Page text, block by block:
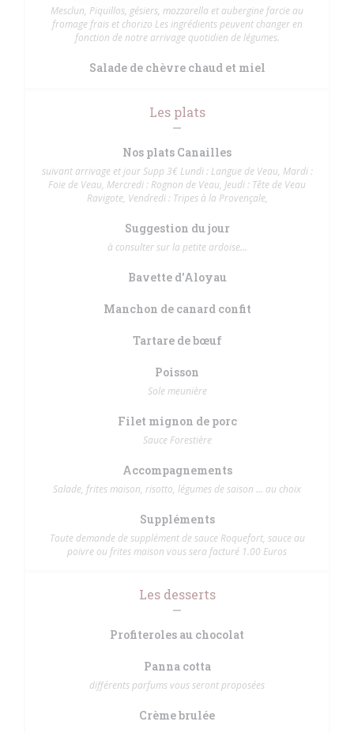
Mesclun, Piquillos, gésiers, mozzarella et aubergine farcie au
fromage frais et chorizo Les ingrédients peuvent changer en
fonction de notre arrivage quotidien de légumes.
Salade de chèvre chaud et miel
Les plats
Nos plats Canailles
suivant arrivage et jour Supp 3€ Lundi : Langue de Veau, Mardi :
Foie de Veau, Mercredi : Rognon de Veau, Jeudi : Tête de Veau
Ravigote, Vendredi : Tripes à la Provençale,
Suggestion du jour
à consulter sur la petite ardoise...
Bavette d'Aloyau
Manchon de canard confit
Tartare de bœuf
Poisson
Sole meunière
Filet mignon de porc
Sauce Forestière
Accompagnements
Salade, frites maison, risotto, légumes de saison ... au choix
Suppléments
Toute demande de supplément de sauce Roquefort, sauce au
poivre ou frites maison vous sera facturé 1.00 Euros
Les desserts
Profiteroles au chocolat
Panna cotta
différents parfums vous seront proposées
Crème brulée